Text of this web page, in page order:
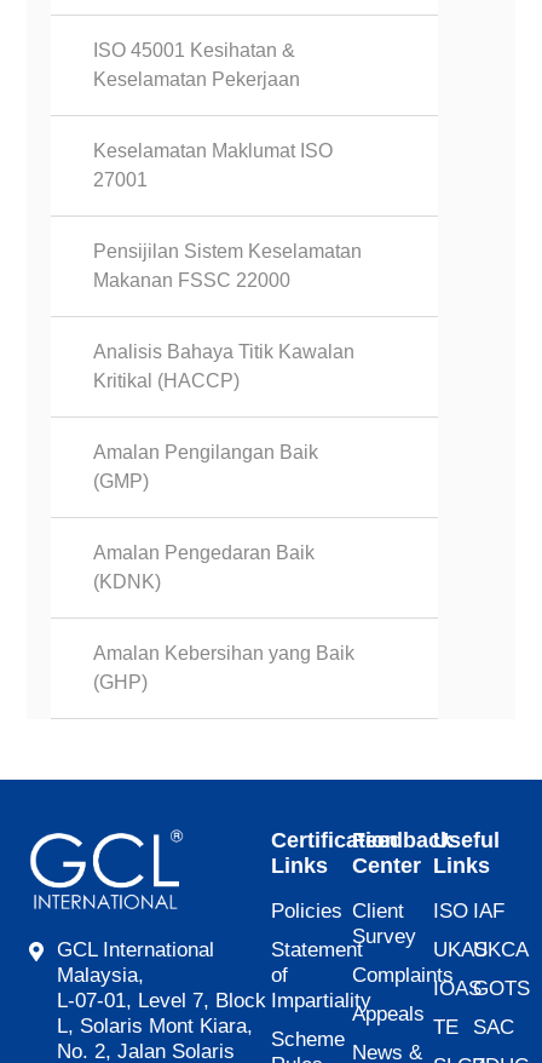
ISO 45001 Kesihatan &
Keselamatan Pekerjaan
Keselamatan Maklumat ISO
27001
Pensijilan Sistem Keselamatan
Makanan FSSC 22000
Analisis Bahaya Titik Kawalan
Kritikal (HACCP)
Amalan Pengilangan Baik
(GMP)
Amalan Pengedaran Baik
(KDNK)
Amalan Kebersihan yang Baik
(GHP)
GCL International
Malaysia,
L-07-01, Level 7, Block
L, Solaris Mont Kiara,
No. 2, Jalan Solaris
Certification
Links
Policies
Statement
of
Impartiality
Scheme
Feedback
Center
Client
Survey
Complaints
Appeals
News &
Useful
Links
ISO
UKAS
IOAS
TE
IAF
UKCA
GOTS
SAC